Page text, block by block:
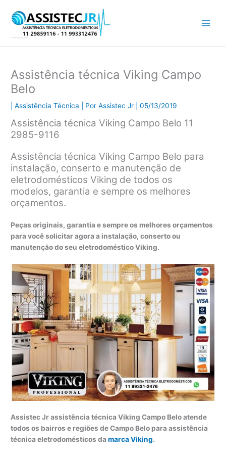
para
conteúdo
Assistência técnica Viking Campo
Belo
|Assistência Técnica | PorAssistec Jr |05/13/2019
Assistência técnica Viking Campo Belo 11
2985-9116
Assistência técnica Viking Campo Belo para
instalação, conserto e manutenção de
eletrodomésticos Viking de todos os
modelos, garantia e sempre os melhores
orçamentos.
Peças originais, garantia e sempre os melhores orçamentos
para você solicitar agora a instalação, conserto ou
manutenção do seu eletrodoméstico Viking.
Assistec Jr assistência técnica Viking Campo Belo atende
todos os bairros e regiões de Campo Belo para assistência
técnica eletrodomésticos damarca Viking.